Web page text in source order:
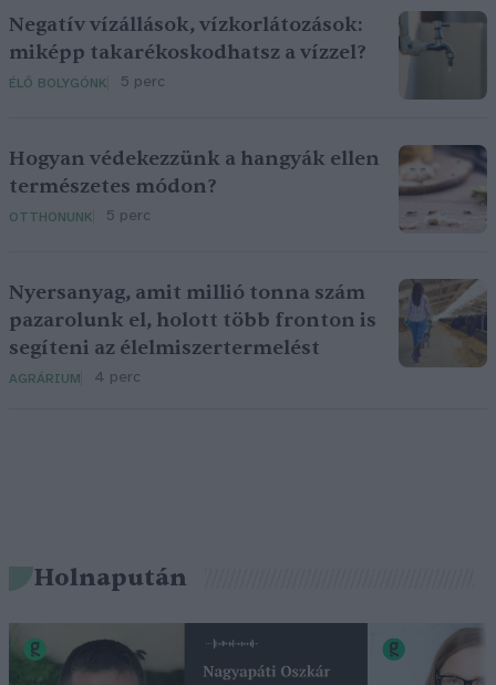
Negatív vízállások, vízkorlátozások:
miképp takarékoskodhatsz a vízzel?
ÉLŐ BOLYGÓNK 5 perc
Hogyan védekezzünk a hangyák ellen
természetes módon?
OTTHONUNK 5 perc
Nyersanyag, amit millió tonna szám
pazarolunk el, holott több fronton is
segíteni az élelmiszertermelést
AGRÁRIUM 4 perc
Holnapután